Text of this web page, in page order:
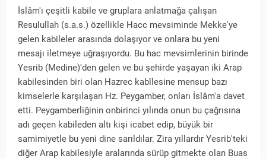
İslâm'ı çeşitli kabile ve gruplara anlatmağa çalışan
Resulullah (s.a.s.) özellikle Hacc mevsiminde Mekke'ye
gelen kabileler arasında dolaşıyor ve onlara bu yeni
mesajı iletmeye uğraşıyordu. Bu hac mevsimlerinin birinde
Yesrib (Medine)'den gelen ve bu şehirde yaşayan iki Arap
kabilesinden biri olan Hazrec kabîlesine mensup bazı
kimselerle karşılaşan Hz. Peygamber, onları İslâm'a davet
etti. Peygamberliğinin onbirinci yılında onun bu çağrısına
adı geçen kabileden altı kişi icabet edip, büyük bir
samimiyetle bu yeni dine sarıldılar. Zira yıllardır Yesrib'teki
diğer Arap kabilesiyle aralarında sürüp gitmekte olan Buas